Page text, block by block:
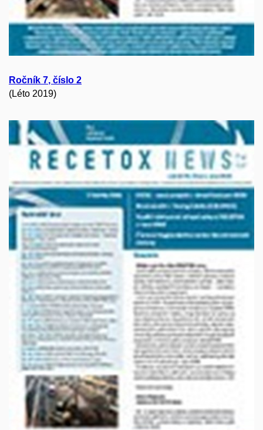
Ročník 7, číslo 2
(Léto 2019)